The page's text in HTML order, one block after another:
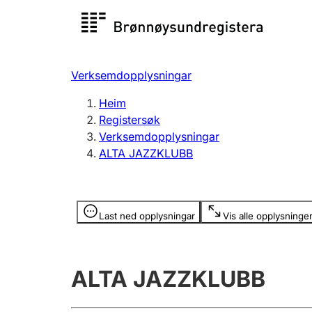
Registersøk
Registrere, endre, slette
Verksemdopplysningar
Heim
Registersøk
Verksemdopplysningar
ALTA JAZZKLUBB
Last ned opplysningar Vis alle opplysninger
Opplysninger er skjult
ALTA JAZZKLUBB